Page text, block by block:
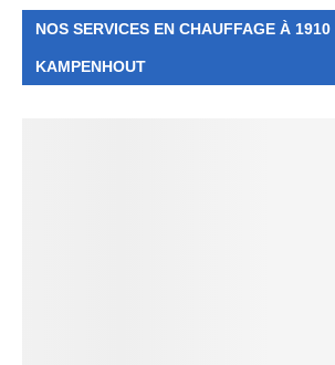
NOS SERVICES EN CHAUFFAGE À 1910
KAMPENHOUT